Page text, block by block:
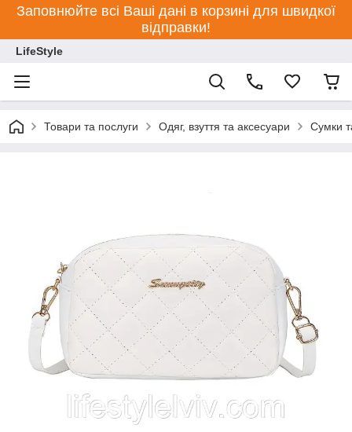
Заповнюйте всі Ваші дані в корзині для швидкої
відправки!
LifeStyle
Товари та послуги Одяг, взуття та аксесуари Сумки